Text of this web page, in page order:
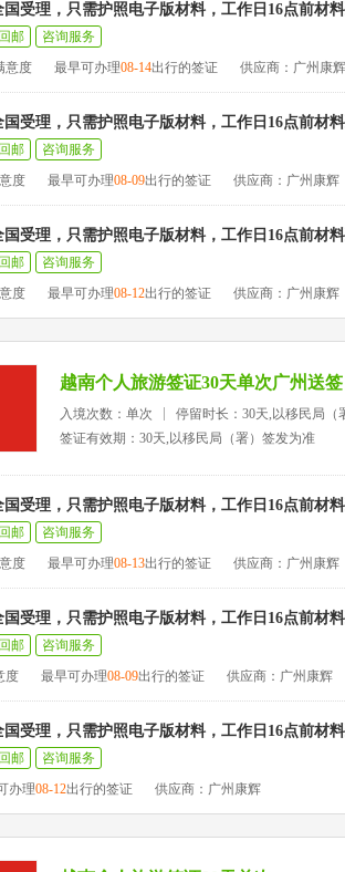
国受理，只需护照电子版材料，工作日16点前材
邮
咨询服务
意度 最早可办理08-14出行的签证 供应商：广州康辉
国受理，只需护照电子版材料，工作日16点前材
邮
咨询服务
度 最早可办理08-09出行的签证 供应商：广州康辉
国受理，只需护照电子版材料，工作日16点前材
邮
咨询服务
度 最早可办理08-12出行的签证 供应商：广州康辉
越南个人旅游签证30天单次广州送签
入境次数：单次
停留时长：30天,以移民局（
签证有效期：30天,以移民局（署）签发为准
国受理，只需护照电子版材料，工作日16点前材
邮
咨询服务
度 最早可办理08-13出行的签证 供应商：广州康辉
国受理，只需护照电子版材料，工作日16点前材
邮
咨询服务
度 最早可办理08-09出行的签证 供应商：广州康辉
国受理，只需护照电子版材料，工作日16点前材
邮
咨询服务
办理08-12出行的签证 供应商：广州康辉